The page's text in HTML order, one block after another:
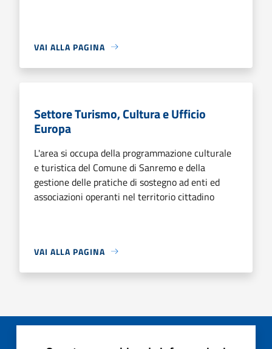
VAI ALLA PAGINA
Settore Turismo, Cultura e Ufficio
Europa
L'area si occupa della programmazione culturale
e turistica del Comune di Sanremo e della
gestione delle pratiche di sostegno ad enti ed
associazioni operanti nel territorio cittadino
VAI ALLA PAGINA